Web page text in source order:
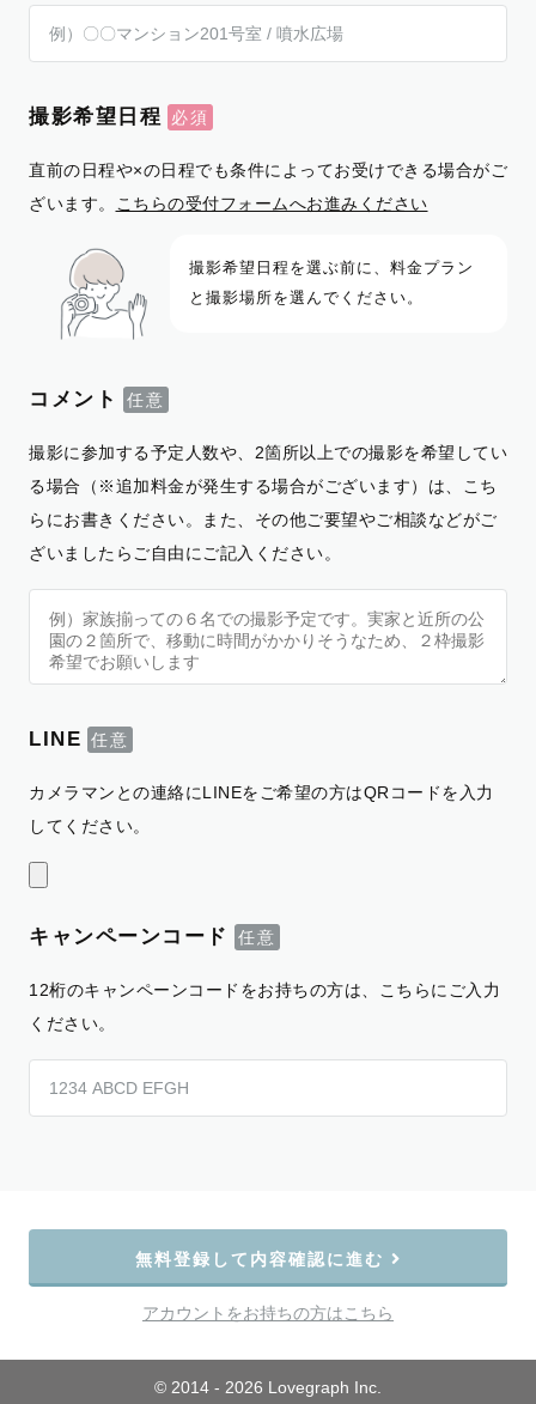
撮影希望日程
直前の日程や×の日程でも条件によってお受けできる場合がご
ざいます。
こちらの受付フォームへお進みください
撮影希望日程を選ぶ前に、料金プラン
と撮影場所を選んでください。
コメント
撮影に参加する予定人数や、2箇所以上での撮影を希望してい
る場合（※追加料金が発生する場合がございます）は、こち
らにお書きください。また、その他ご要望やご相談などがご
ざいましたらご自由にご記入ください。
LINE
カメラマンとの連絡にLINEをご希望の方はQRコードを入力
してください。
キャンペーンコード
12桁のキャンペーンコードをお持ちの方は、こちらにご入力
ください。
無料登録して内容確認に進む
アカウントをお持ちの方はこちら
© 2014 - 2026 Lovegraph Inc.